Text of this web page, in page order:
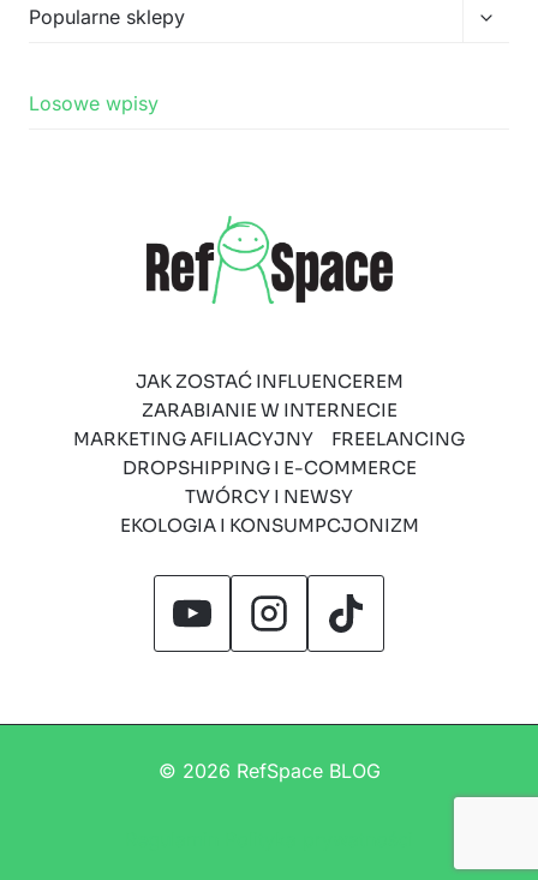
Popularne sklepy
Losowe wpisy
JAK ZOSTAĆ INFLUENCEREM
ZARABIANIE W INTERNECIE
MARKETING AFILIACYJNY
FREELANCING
DROPSHIPPING I E-COMMERCE
TWÓRCY I NEWSY
EKOLOGIA I KONSUMPCJONIZM
© 2026 RefSpace BLOG